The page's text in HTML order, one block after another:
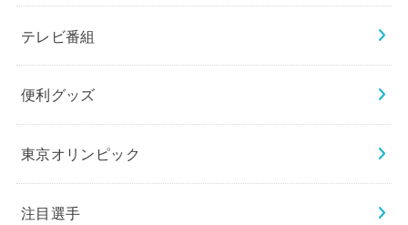
テレビ番組
便利グッズ
東京オリンピック
注目選手